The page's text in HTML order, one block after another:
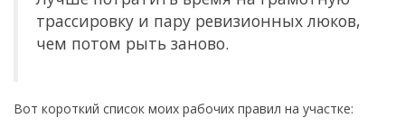
трассировку и пару ревизионных люков,
чем потом рыть заново.
Вот короткий список моих рабочих правил на участке: